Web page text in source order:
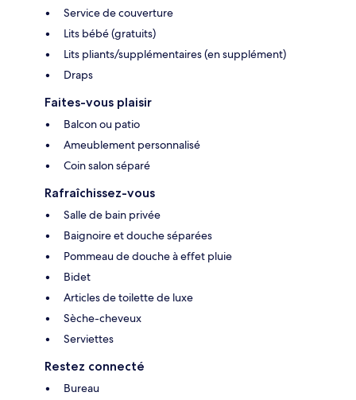
Service de couverture
Lits bébé (gratuits)
Lits pliants/supplémentaires (en supplément)
Draps
Faites-vous plaisir
Balcon ou patio
Ameublement personnalisé
Coin salon séparé
Rafraîchissez-vous
Salle de bain privée
Baignoire et douche séparées
Pommeau de douche à effet pluie
Bidet
Articles de toilette de luxe
Sèche-cheveux
Serviettes
Restez connecté
Bureau